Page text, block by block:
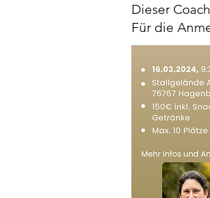
Dieser
Für die